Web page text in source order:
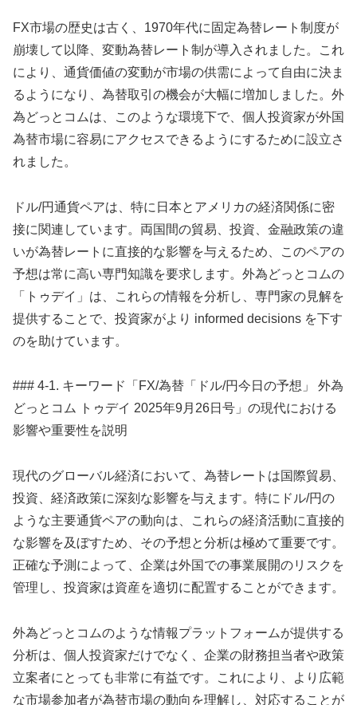
FX市場の歴史は古く、1970年代に固定為替レート制度が
崩壊して以降、変動為替レート制が導入されました。これ
により、通貨価値の変動が市場の供需によって自由に決ま
るようになり、為替取引の機会が大幅に増加しました。外
為どっとコムは、このような環境下で、個人投資家が外国
為替市場に容易にアクセスできるようにするために設立さ
れました。
ドル/円通貨ペアは、特に日本とアメリカの経済関係に密
接に関連しています。両国間の貿易、投資、金融政策の違
いが為替レートに直接的な影響を与えるため、このペアの
予想は常に高い専門知識を要求します。外為どっとコムの
「トゥデイ」は、これらの情報を分析し、専門家の見解を
提供することで、投資家がより informed decisions を下す
のを助けています。
### 4-1. キーワード「FX/為替「ドル/円今日の予想」 外為
どっとコム トゥデイ 2025年9月26日号」の現代における
影響や重要性を説明
現代のグローバル経済において、為替レートは国際貿易、
投資、経済政策に深刻な影響を与えます。特にドル/円の
ような主要通貨ペアの動向は、これらの経済活動に直接的
な影響を及ぼすため、その予想と分析は極めて重要です。
正確な予測によって、企業は外国での事業展開のリスクを
管理し、投資家は資産を適切に配置することができます。
外為どっとコムのような情報プラットフォームが提供する
分析は、個人投資家だけでなく、企業の財務担当者や政策
立案者にとっても非常に有益です。これにより、より広範
な市場参加者が為替市場の動向を理解し、対応することが